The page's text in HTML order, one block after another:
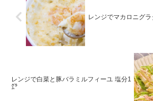
レンジでマカロニグ
レンジで白菜と豚バラミルフィーユ 塩分1
㌘